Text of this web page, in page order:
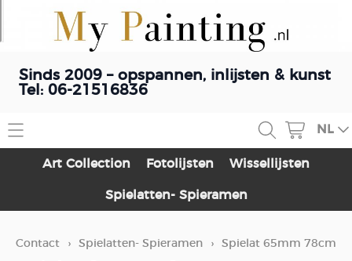
Sinds 2009 – opspannen, inlijsten & kunst
Tel: 06-21516836
Home
Contact
Webshop
Art Collection
Schilderij opspannen
NL
Art Collection Fotolijsten Wissellijsten
Spielatten- Spieramen
Contact › Spielatten- Spieramen › Spielat 65mm 78cm